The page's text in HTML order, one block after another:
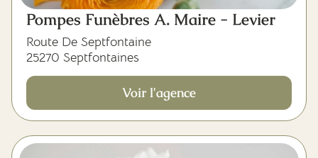
Pompes Funèbres A. Maire - Levier
Route De Septfontaine
25270 Septfontaines
Voir l'agence